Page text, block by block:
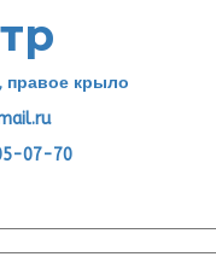
правое крыло
07-70